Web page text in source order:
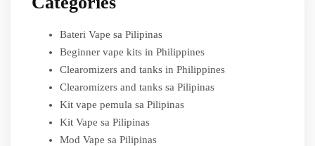
Bateri Vape sa Pilipinas
Beginner vape kits in Philippines
Clearomizers and tanks in Philippines
Clearomizers and tanks sa Pilipinas
Kit vape pemula sa Pilipinas
Kit Vape sa Pilipinas
Mod Vape sa Pilipinas